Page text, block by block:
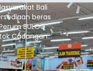
Bali
beras
BULOG
Cadangan
kondisi
memenuhi
10 bulan.